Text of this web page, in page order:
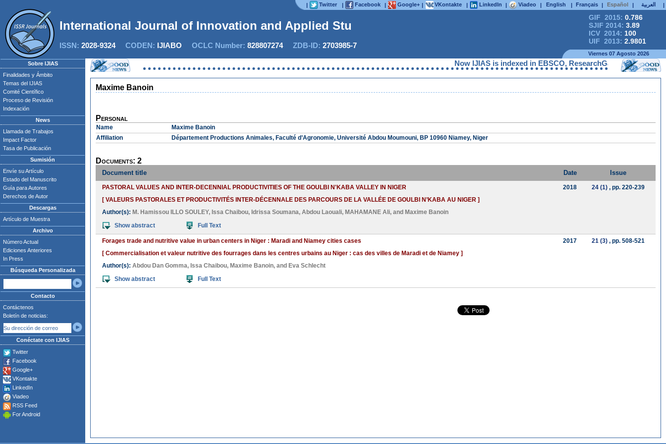
| Twitter | Facebook | Google+ | VKontakte | LinkedIn | Viadeo | English | Français | Español | العربية |
GIF 2015: 0.786
SJIF 2014: 3.89
ICV 2014: 100
UIF 2013: 2.9801
International Journal of Innovation and Applied Studi
ISSN: 2028-9324CODEN: IJIABO OCLC Number: 828807274ZDB-ID: 2703985-7
Viernes 07 Agosto 2026
Sobre IJIAS
Finalidades y Ámbito
Temas del IJIAS
Comité Científico
Proceso de Revisión
Indexación
News
Llamada de Trabajos
Impact Factor
Tasa de Publicación
Sumisión
Envíe su Artículo
Estado del Manuscrito
Guía para Autores
Derechos de Autor
Descargas
Artículo de Muestra
Archivo
Número Actual
Ediciones Anteriores
In Press
Búsqueda Personalizada
Contacto
Contáctenos
Boletín de noticias:
Conéctate con IJIAS
Twitter
Facebook
Google+
VKontakte
LinkedIn
Viadeo
RSS Feed
For Android
Now IJIAS is indexed in EBSCO, ResearchGate, ProQuest,
Maxime Banoin
Personal
Name
Maxime Banoin
Affiliation
Département Productions Animales, Faculté d’Agronomie, Université Abdou Moumouni, BP 10960 Niamey, Niger
Documents: 2
Document title Date Issue
PASTORAL VALUES AND INTER-DECENNIAL PRODUCTIVITIES OF THE GOULBI N'KABA VALLEY IN NIGER
[ VALEURS PASTORALES ET PRODUCTIVITÉS INTER-DÉCENNALE DES PARCOURS DE LA VALLÉE DE GOULBI N’KABA AU NIGER ]
Author(s): M. Hamissou ILLO SOULEY, Issa Chaibou, Idrissa Soumana, Abdou Laouali, MAHAMANE Ali, and Maxime Banoin
Show abstract
Full Text
2018 24 (1), pp. 220-239
Forages trade and nutritive value in urban centers in Niger : Maradi and Niamey cities cases
[ Commercialisation et valeur nutritive des fourrages dans les centres urbains au Niger : cas des villes de Maradi et de Niamey ]
Author(s): Abdou Dan Gomma, Issa Chaibou, Maxime Banoin, and Eva Schlecht
Show abstract
Full Text
2017 21 (3), pp. 508-521